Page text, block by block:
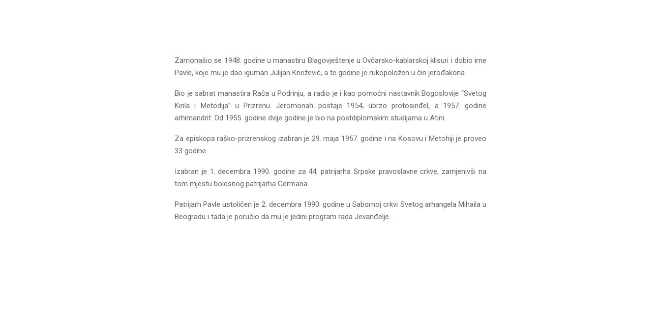
Zamonašio se 1948. godine u manastiru Blagovještenje u Ovčarsko-kablarskoj klisuri i dobio ime
Pavle, koje mu je dao iguman Julijan Knežević, a te godine je rukopoložen u čin jerođakona.
Bio je sabrat manastira Rača u Podrinju, a radio je i kao pomoćni nastavnik Bogoslovije “Svetog
Kirila i Metodija” u Prizrenu. Jeromonah postaje 1954, ubrzo protosinđel, a 1957. godine
arhimandrit. Od 1955. godine dvije godine je bio na postdiplomskim studijama u Atini.
Za episkopa raško-prizrenskog izabran je 29. maja 1957. godine i na Kosovu i Metohiji je proveo
33 godine.
Izabran je 1. decembra 1990. godine za 44. patrijarha Srpske pravoslavne crkve, zamjenivši na
tom mjestu bolesnog patrijarha Germana.
Patrijarh Pavle ustoličen je 2. decembra 1990. godine u Sabornoj crkvi Svetog arhangela Mihaila u
Beogradu i tada je poručio da mu je jedini program rada Jevanđelje.